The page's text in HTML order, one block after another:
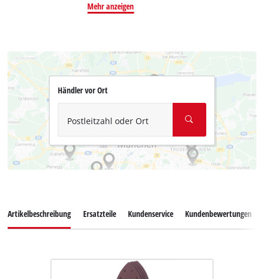
Mehr anzeigen
Händler vor Ort
Postleitzahl oder Ort
Artikelbeschreibung Ersatzteile Kundenservice Kundenbewertungen